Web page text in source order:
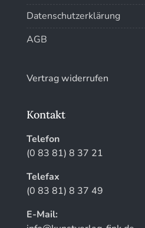
Datenschutzerklärung
AGB
Vertrag widerrufen
Kontakt
Telefon
(0 83 81) 8 37 21
Telefax
(0 83 81) 8 37 49
E-Mail: